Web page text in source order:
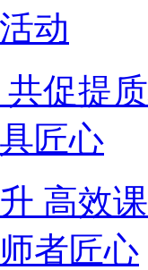
动
共促提
匠心
高效
者匠心